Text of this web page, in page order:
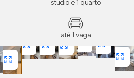
studio e 1 quarto
até 1 vaga